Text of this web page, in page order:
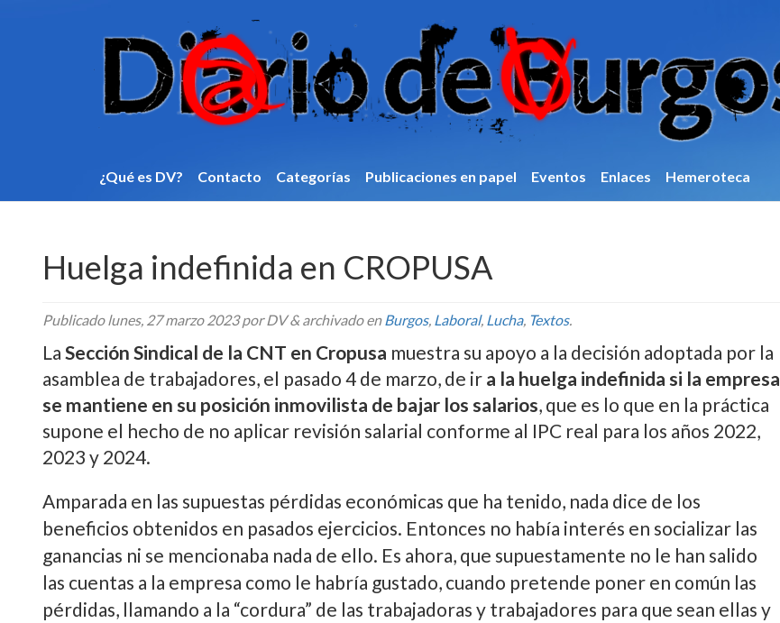
¿Qué es DV? Contacto Categorí­as Publicaciones en papel Eventos Enlaces Hemeroteca
Huelga indefinida en CROPUSA
Publicadolunes, 27 marzo 2023por DV&archivado enBurgos, Laboral, Lucha, Textos.
La Sección Sindical de la CNT en Cropusa muestra su apoyo a la decisión adoptada por la
asamblea de trabajadores, el pasado 4 de marzo, de ir a la huelga indefinida si la empresa
se mantiene en su posición inmovilista de bajar los salarios, que es lo que en la práctica
supone el hecho de no aplicar revisión salarial conforme al IPC real para los años 2022,
2023 y 2024.
Amparada en las supuestas pérdidas económicas que ha tenido, nada dice de los
beneficios obtenidos en pasados ejercicios. Entonces no había interés en socializar las
ganancias ni se mencionaba nada de ello. Es ahora, que supuestamente no le han salido
las cuentas a la empresa como le habría gustado, cuando pretende poner en común las
pérdidas, llamando a la “cordura” de las trabajadoras y trabajadores para que sean ellas y